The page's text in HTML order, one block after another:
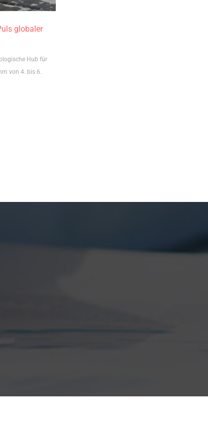
globaler
Hub für
von 4. bis 6.